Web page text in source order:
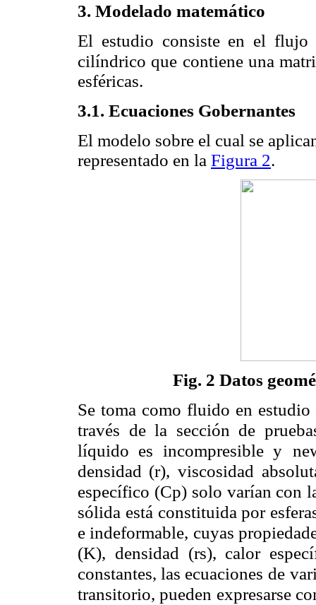
3. Modelado matemático
El estudio consiste en el
cilíndrico que contiene una
esféricas.
3.1. Ecuaciones Gobernantes
El modelo sobre el cual se
representado en la Figura 2.
Fig. 2 Datos
Se toma como fluido en
través de la sección de
líquido es incompresible y
densidad (r), viscosidad
específico (Cp) solo varían con
sólida está constituida por
e indeformable, cuyas
(K), densidad (rs), calor
constantes, las ecuaciones de
transitorio, pueden expresarse